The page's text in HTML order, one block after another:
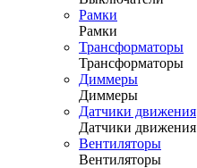
Рамки
Рамки
Трансформаторы
Трансформаторы
Диммеры
Диммеры
Датчики движения
Датчики движения
Вентиляторы
Вентиляторы